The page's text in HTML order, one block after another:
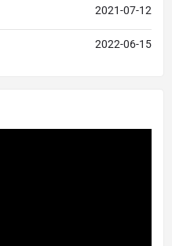
2021-07-12
2022-06-15